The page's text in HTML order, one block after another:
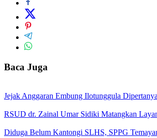
Baca Juga
Jejak Anggaran Embung Ilotunggula
RSUD dr. Zainal Umar Sidiki Matangkan
Diduga Belum Kantongi SLHS, SPPG